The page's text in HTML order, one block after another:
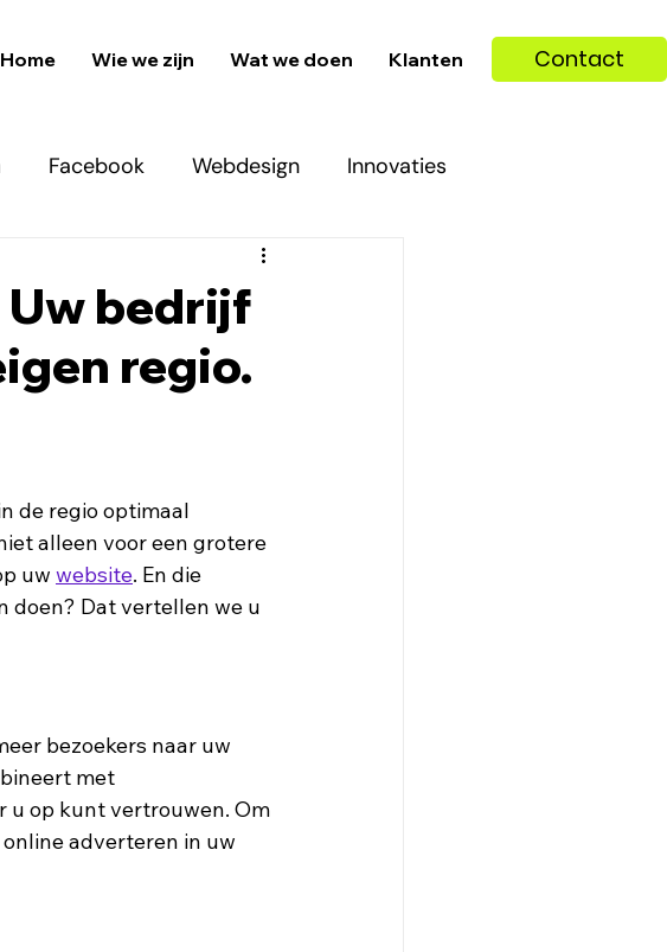
Home Wie we zijn Wat we doen Klanten Contact
Facebook Webdesign Innovaties
Uw bedrijf
regio.
de regio optimaal
alleen voor een grotere
uw website. En die
doen? Dat vertellen we u
bezoekers naar uw
met
u op kunt vertrouwen. Om
adverteren in uw